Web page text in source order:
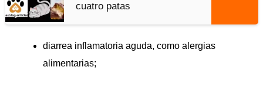
cuatro patas
diarrea inflamatoria aguda, como alergias
alimentarias;